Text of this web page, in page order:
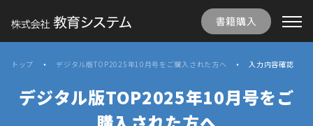
書籍購入
トップ デジタル版TOP2025年10月号をご購入された方へ 入力内容確認
デジタル版TOP2025年10月号をご